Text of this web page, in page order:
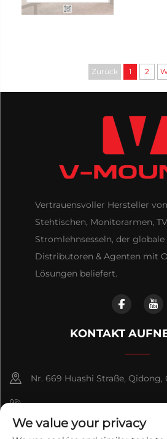
Zurück 1 2
Vertrauensvoller Hersteller
Stehtischen, Monitorarmen,
Stromlehnsesseln, der globale
Distributoren & Agenten mit
Lösungen beliefert.
KONTAKT
Nr. 669 Huashi Straße, Qidong,
+86-18921656832
+86 15250055262
We value your privacy